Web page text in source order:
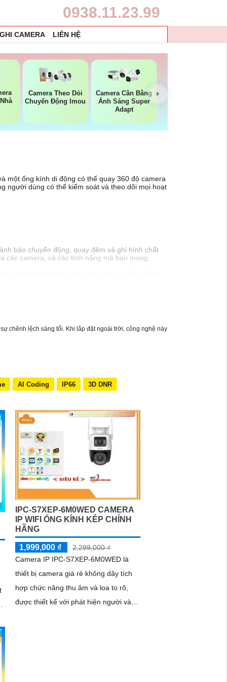
0938.11.23.99
CAMERA LIÊN HỆ
Camera Theo Dỏi
Chuyển Động Imou
Camera Cân Bằng
Ánh Sáng Super
Adapt
một ống kính di động có thể quay 360 độ camera
người dùng có thể kiểm soát và theo dõi mọi hoạt
báo chuyển động, quay đêm và ghi hình chất
các camera, và các tính năng mà bạn mong
hoạt động ổn định. Kiểm tra xem camera có
chênh lệch sáng tối. Khi lắp đặt ngoài trời, công nghệ này
AI Coding IP66 3D DNR
IPC-S7XEP-6M0WED CAMERA
IP WIFI ỐNG KÍNH KÉP CHÍNH
HÃNG
1,999,000 ₫
2,299,000 ₫
Camera IP IPC-S7XEP-6M0WED là
thiết bị camera giá rẻ không dây tích
hợp chức năng thu âm và loa to rõ,
được thiết kế với phát hiện người và